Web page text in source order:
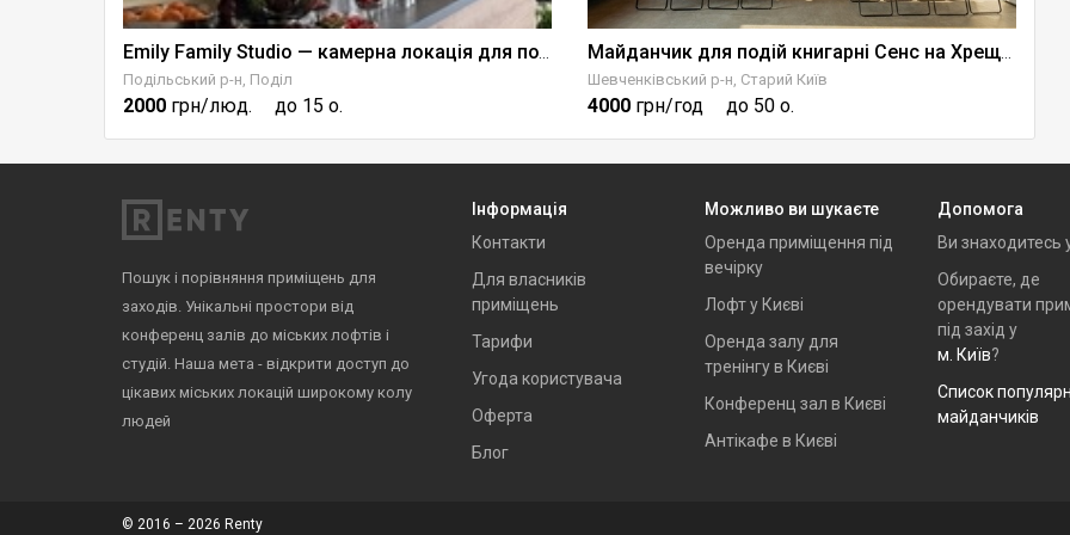
Подільський р-н, Поділ
2000 грн/люд. до 15 о.
Шевченківський р-н, Старий Київ
4000 грн/год до 50 о.
Пошук і порівняння приміщень для
заходів. Унікальні простори від
конференц залів до міських лофтів і
студій. Наша мета - відкрити доступ до
цікавих міських локацій широкому колу
людей
Інформація
Контакти
Для власників
приміщень
Тарифи
Угода користувача
Оферта
Блог
Можливо ви шукаєте
Оренда приміщення під
вечірку
Лофт у Києві
Оренда залу для
тренінгу в Києві
Конференц зал в Києві
Антікафе в Києві
Допомога
Ви знаходитесь
Обираєте, де
орендувати
під захід у
м. Київ?
Список
майданчиків
© 2016 – 2026 Renty